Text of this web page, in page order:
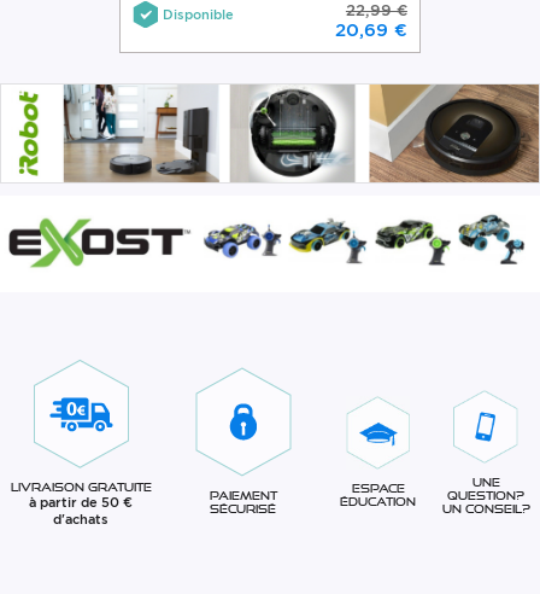
Disponible 22,99 €
20,69 €
Livraison gratuite
à partir de 50 €
d'achats
Paiement
sécurisé
Espace
éducation
Une
question?
Un conseil?